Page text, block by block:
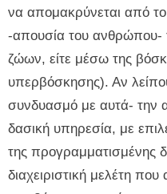
να απομακρύνεται από
-απουσία του
ζώων, είτε μέσω της
υπερβόσκησης). Αν
συνδυασμό με αυτά- την
δασική υπηρεσία, με
της προγραμματισμένης
διαχειριστική μελέτη